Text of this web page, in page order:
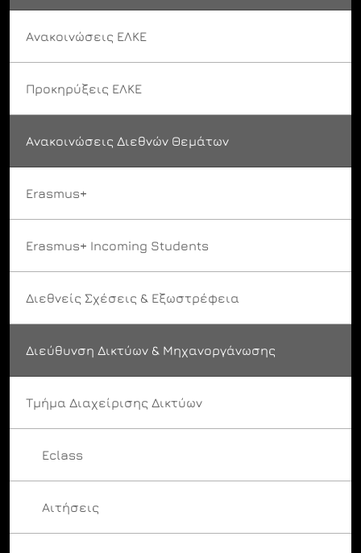
Ανακοινώσεις ΕΛΚΕ
Προκηρύξεις ΕΛΚΕ
Ανακοινώσεις Διεθνών Θεμάτων
Erasmus+
Erasmus+ Incoming Students
Διεθνείς Σχέσεις & Εξωστρέφεια
Διεύθυνση Δικτύων & Μηχανοργάνωσης
Τμήμα Διαχείρισης Δικτύων
Eclass
Αιτήσεις